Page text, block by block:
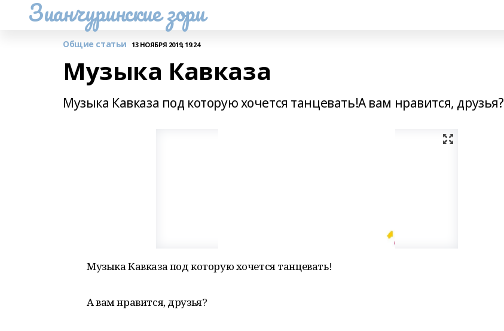
Зианчуринские зори
Общие статьи 13 НОЯБРЯ 2019, 19:24
Музыка Кавказа
Музыка Кавказа под которую хочется танцевать!А вам нравится, друзья?
Музыка Кавказа под которую хочется танцевать!
А вам нравится, друзья?